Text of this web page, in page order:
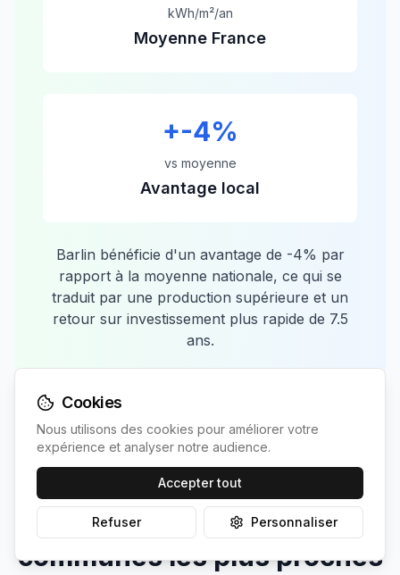
kWh/m²/an
Moyenne France
+-4%
vs moyenne
Avantage local
Barlin bénéficie d'un avantage de -4% par
rapport à la moyenne nationale, ce qui se
traduit par une production supérieure et un
retour sur investissement plus rapide de 7.5
ans.
Comparaison avec les
communes les plus proches
Cookies
Nous utilisons des cookies pour améliorer votre
expérience et analyser notre audience.
Accepter tout
Refuser Personnaliser